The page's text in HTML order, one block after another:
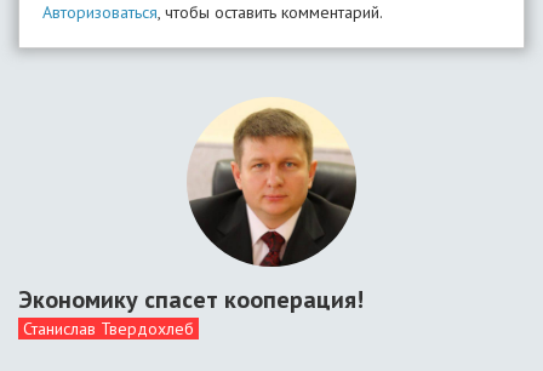
Авторизоваться, чтобы оставить комментарий.
Экономику спасет кооперация!
Станислав Твердохлеб